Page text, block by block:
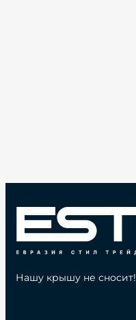
Нашу крышу не сносит!